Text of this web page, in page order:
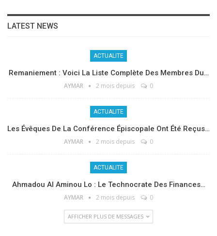
LATEST NEWS
ACTUALITE
Remaniement : Voici La Liste Complète Des Membres Du…
AYMAR 2 mois depuis 0
ACTUALITE
Les Évêques De La Conférence Épiscopale Ont Été Reçus…
AYMAR 2 mois depuis 0
ACTUALITE
Ahmadou Al Aminou Lo : Le Technocrate Des Finances…
AYMAR 2 mois depuis 0
AFFICHER PLUS DE MESSAGES